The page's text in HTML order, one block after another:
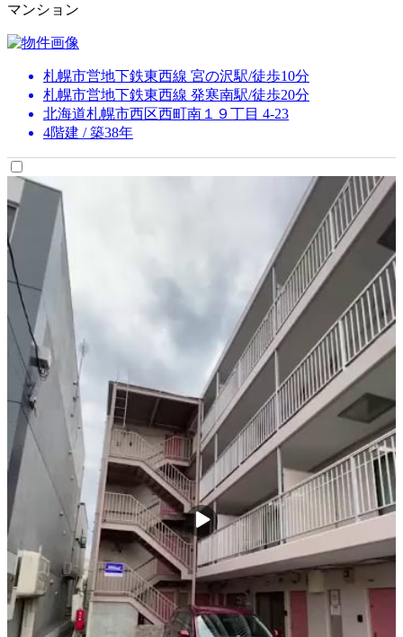
マンション
札幌市営地下鉄東西線 宮の沢駅/徒歩10分
札幌市営地下鉄東西線 発寒南駅/徒歩20分
北海道札幌市西区西町南１９丁目 4-23
4階建 / 築38年